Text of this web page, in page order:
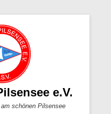
e.V.
schönen Pilsensee